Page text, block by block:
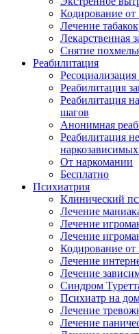
Кодирование от
Лечение
Лекарственная
Снятие
Реабилитация
Реабилитация
Реабилитация
шагов
Анонимная
Реабилитация
От наркомании
Бесплатно
Психиатрия
Клинический
Лечение
Лечение
Лечение
Кодирование
Лечение
Лечение
Синдром
Психиатр на
Лечение
Лечение